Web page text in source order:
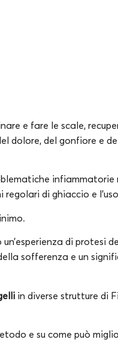
e fare le scale,
dolore, del gonfiore e
di ghiaccio e
di protesi
sofferenza e un
in diverse strutture di
e su come può